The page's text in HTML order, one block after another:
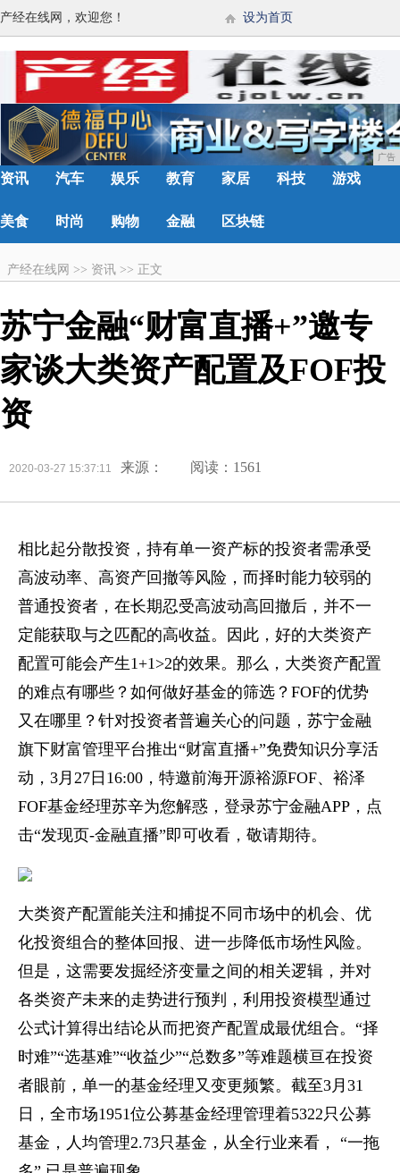
产经在线网，欢迎您！ 设为首页
广告
资讯 汽车 娱乐 教育 家居 科技 游戏
美食 时尚 购物 金融 区块链
产经在线网 >> 资讯 >> 正文
苏宁金融“财富直播+”邀专
家谈大类资产配置及FOF投
资
2020-03-27 15:37:11 来源： 阅读：1561
相比起分散投资，持有单一资产标的投资者需承受
高波动率、高资产回撤等风险，而择时能力较弱的
普通投资者，在长期忍受高波动高回撤后，并不一
定能获取与之匹配的高收益。因此，好的大类资产
配置可能会产生1+1>2的效果。那么，大类资产配置
的难点有哪些？如何做好基金的筛选？FOF的优势
又在哪里？针对投资者普遍关心的问题，苏宁金融
旗下财富管理平台推出“财富直播+”免费知识分享活
动，3月27日16:00，特邀前海开源裕源FOF、裕泽
FOF基金经理苏辛为您解惑，登录苏宁金融APP，点
击“发现页-金融直播”即可收看，敬请期待。
大类资产配置能关注和捕捉不同市场中的机会、优
化投资组合的整体回报、进一步降低市场性风险。
但是，这需要发掘经济变量之间的相关逻辑，并对
各类资产未来的走势进行预判，利用投资模型通过
公式计算得出结论从而把资产配置成最优组合。“择
时难”“选基难”“收益少”“总数多”等难题横亘在投资
者眼前，单一的基金经理又变更频繁。截至3月31
日，全市场1951位公募基金经理管理着5322只公募
基金，人均管理2.73只基金，从全行业来看， “一拖